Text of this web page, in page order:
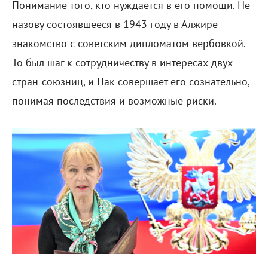
Понимание того, кто нуждается в его помощи. Не
назову состоявшееся в 1943 году в Алжире
знакомство с советским дипломатом вербовкой.
То был шаг к сотрудничеству в интересах двух
стран-союзниц, и Пак совершает его сознательно,
понимая последствия и возможные риски.